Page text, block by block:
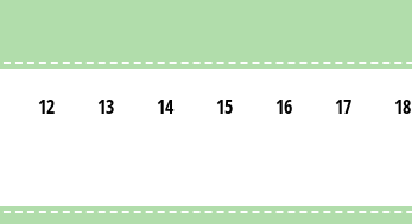
12 13 14 15 16 17 18